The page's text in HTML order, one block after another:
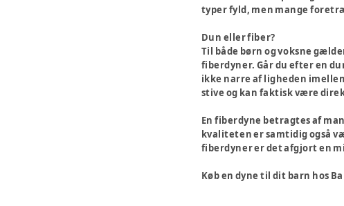
typer fyld, men mange
Dun eller fiber?
Til både børn og voksne
fiberdyner. Går du efter en
ikke narre af ligheden
stive og kan faktisk være
En fiberdyne betragtes af
kvaliteten er samtidig også
fiberdyner er det afgjort en
Køb en dyne til dit barn hos